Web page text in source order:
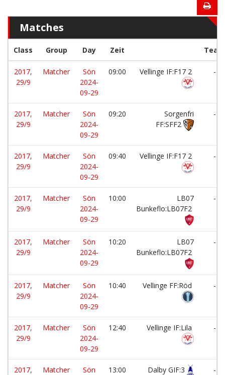
Matches
Class Group Day Zeit Team
2017,
29/9
Matcher
Sön
2024-
09-29
09:00 Vellinge IF:F17 2 -
2017,
29/9
Matcher
Sön
2024-
09-29
09:20
Sorgenfri
FF:SFF2
-
2017,
29/9
Matcher
Sön
2024-
09-29
09:40 Vellinge IF:F17 2 -
2017,
29/9
Matcher
Sön
2024-
09-29
10:00
LB07
Bunkeflo:LB07F2
-
2017,
29/9
Matcher
Sön
2024-
09-29
10:20
LB07
Bunkeflo:LB07F2
-
2017,
29/9
Matcher
Sön
2024-
09-29
10:40 Vellinge FF:Röd -
2017,
29/9
Matcher
Sön
2024-
09-29
12:40 Vellinge IF:Lila -
2017,
Matcher
Sön
13:00 Dalby GIF:3 -